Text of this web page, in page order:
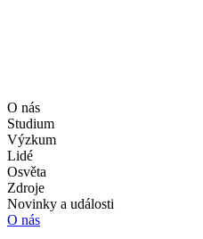
O nás
Studium
Výzkum
Lidé
Osvěta
Zdroje
Novinky a události
O nás